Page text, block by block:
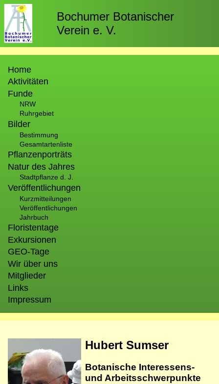
Direkt
zum
Inhalt
Bochumer Botanischer
Verein e. V.
Home
Aktivitäten
Funde
NRW
Ruhrgebiet
Bilder
Bestimmung
Gesamtartenliste
Pflanzenporträts
Natur des Jahres
Stadtpflanze d. J.
Veröffentlichungen
Kurzmitteilungen
Veröffentlichungen
Jahrbuch
Floristentage
Exkursionen
GEO-Tage
Wir über uns
Mitglieder
Links
Impressum
Hubert Sumser
Botanische Interessens-
und Arbeitsschwerpunkte